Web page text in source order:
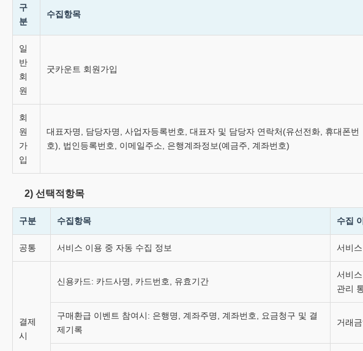
구
분
수집항목
일
반
회
원
굿카운트 회원가입
회
원
가
입
대표자명, 담당자명, 사업자등록번호, 대표자 및 담당자 연락처(유선전화, 휴대폰번
호), 법인등록번호, 이메일주소, 은행계좌정보(예금주, 계좌번호)
2) 선택적항목
구분 수집항목 수집
공통 서비스 이용 중 자동 수집 정보 서비
결제
시
신용카드: 카드사명, 카드번호, 유효기간
서비
관리
구매환급 이벤트 참여시: 은행명, 계좌주명, 계좌번호, 요금청구 및 결
제기록
거래